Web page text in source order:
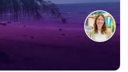
auf Fuerteventura